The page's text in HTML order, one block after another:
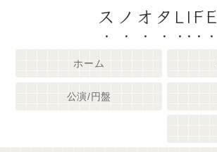
スノオタLIFE
ホーム
公演/円盤